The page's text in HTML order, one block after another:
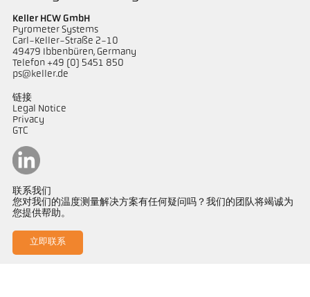
Keller HCW GmbH
Pyrometer Systems
Carl-Keller-Straße 2-10
49479 Ibbenbüren, Germany
Telefon +49 (0) 5451 850
ps@keller.de
链接
Legal Notice
Privacy
GTC
联系我们
您对我们的温度测量解决方案有任何疑问吗？我们的团队将竭诚为
您提供帮助。
立即联系